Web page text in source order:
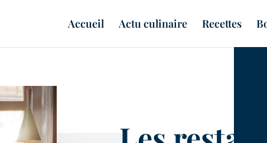
Accueil Actu culinaire Recettes